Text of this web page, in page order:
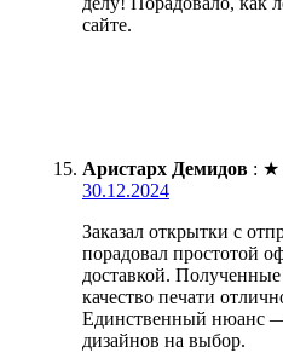
сайте.
Аристарх Демидов : ★
30.12.2024
Заказал открытки с
порадовал простотой
доставкой.
качество печати
Единственный нюанс
дизайнов на выбор.